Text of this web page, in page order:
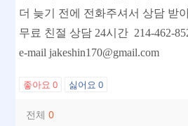
더 늦기 전에 전화주셔서 상담 받
무료 친절 상담 24시간 214-462-
e-mail jakeshin170@gmail.com
좋아요0 싫어요0
전체0